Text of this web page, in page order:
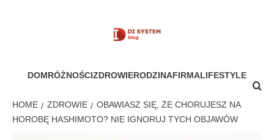
MÓJ SYSTEM
DOMRÓŻNOŚCIZDROWIERODZINAFIRMALIFESTYLE
HOME ZDROWIE
OBAWIASZ SIĘ, ŻE CHORUJESZ NA
HOROBĘ HASHIMOTO? NIE IGNORUJ TYCH OBJAWÓW